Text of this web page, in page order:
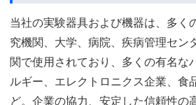
当社の実験器具および機器は、多く
究機関、大学、病院、疾病管理セン
関で使用されており、多くの有名な
ルギー、エレクトロニクス企業、食
ど。企業の協力、安定した信頼性の